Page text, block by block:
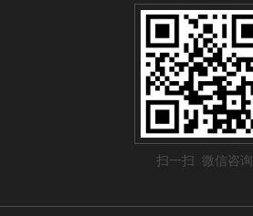
扫一扫 微信咨询